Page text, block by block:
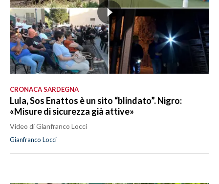
CRONACA SARDEGNA
Lula, Sos Enattos è un sito “blindato”. Nigro:
«Misure di sicurezza già attive»
Video di Gianfranco Locci
Gianfranco Locci